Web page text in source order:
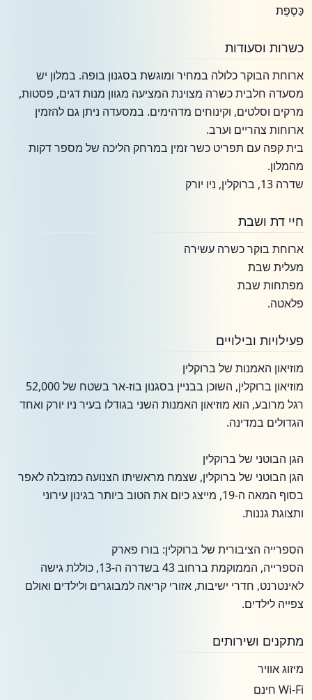
כַּסֶפֶת
כשרות וסעודות
ארוחת הבוקר כלולה במחיר ומוגשת בסגנון בופה. במלון יש
מסעדה חלבית כשרה מצוינת המציעה מגוון מנות דגים, פסטות,
מרקים וסלטים, וקינוחים מדהימים. במסעדה ניתן גם להזמין
ארוחות צהריים וערב.
בית קפה עם תפריט כשר זמין במרחק הליכה של מספר דקות
מהמלון.
שדרה 13, ברוקלין, ניו יורק
חיי דת ושבת
ארוחת בוקר כשרה עשירה
מעלית שבת
מפתחות שבת
פלאטה.
פעילויות ובילויים
מוזיאון האמנות של ברוקלין
מוזיאון ברוקלין, השוכן בבניין בסגנון בוז-אר בשטח של 52,000
רגל מרובע, הוא מוזיאון האמנות השני בגודלו בעיר ניו יורק ואחד
הגדולים במדינה.
הגן הבוטני של ברוקלין
הגן הבוטני של ברוקלין, שצמח מראשיתו הצנועה כמזבלה לאפר
בסוף המאה ה-19, מייצג כיום את הטוב ביותר בגינון עירוני
ותצוגת גננות.
הספרייה הציבורית של ברוקלין: בורו פארק
הספרייה, הממוקמת ברחוב 43 בשדרה ה-13, כוללת גישה
לאינטרנט, חדרי ישיבות, אזורי קריאה למבוגרים ולילדים ואולם
צפייה לילדים.
מתקנים ושירותים
מיזוג אוויר
Wi-Fi חינם